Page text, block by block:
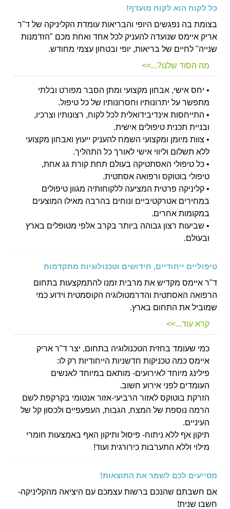
כל לקוח הוא לקוח מועדף!
בצומת בה נפגשים היופי והבריאות עומדת הקליניקה של ד"ר
אריק איימס שנועדה להעניק לכל אחד ואחת מכם "הזדמנות
שנייה" לחיים של בריאות, יופי ובטחון עצמי מחודש.
מה הסוד שלנו?...>>
• יחס אישי, אבחון מקצועי ומתן הסבר מפורט ובלתי
מתפשר על יתרונותיו וחסרונותיו של כל טיפול.
• התייחסות אינדיבידואלית לכל לקוח, רצונותיו וצרכיו,
ובניית תכנית טיפולים אישית.
• צוות מיומן ומקצועי השמח להעניק ייעוץ ואבחון מקצועי
ללא תשלום וליווי אישי לאורך כל התהליך.
• כל טיפולי האסתטיקה בעולם תחת קורת גג אחת,
טיפולי בוטוקס ורפואה אסתטית.
• קליניקה פרטית המציעה ללקוחותיה מגוון טיפולים
במחירים אטרקטיביים ונוחים בהרבה מאילו המוצעים
במקומות אחרים.
• שביעות רצון גבוהה ביותר בקרב אלפי מטופלים בארץ
ובעולם.
טיפוליים ייחודיים, חידושים וטכנולוגיות מתקדמות
ד"ר איימס מקדיש את מרבית זמנו להתמקצעות בתחום
הרפואה האסתטית והדרמטולוגיה הקוסמטית וידוע כמי
שמוביל את התחום בארץ.
קרא עוד...>>
כמי שעומד בחזית הטכנולוגיה בתחום, יצר ד"ר אריק
איימס כמה טכניקות חדשניות הייחודיות רק לו:
פילינג מיוחד לאירועים- מותאם במיוחד לאנשים
העומדים לפני אירוע חשוב.
הזרקת בוטוקס לאזור הרביעי-אזור אנטומי בקרקפת לשם
הרמה נוספת של המצח, הגבות, העפעפיים ולכסוּן קל של
העיניים.
תיקון אף ללא ניתוח- פיסול ותיקון האף באמצעות חומרי
מילוי וללא התערבות כירורגית ועוד!
מסייעים לכם לשמר את התוצאות!
אם חשבתם שהנכם ברשות עצמכם עם היציאה מהקליניקה-
חשבו שנית!